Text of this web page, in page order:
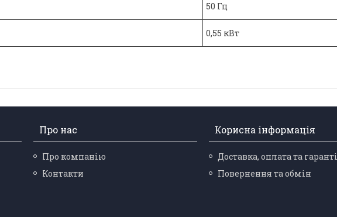
50 Гц
0,55 кВт
Про нас
Про компанію
Контакти
Корисна інформація
Доставка, оплата та
Повернення та обмін